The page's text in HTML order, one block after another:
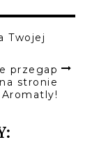
Twojej
przegap
stronie
Aromatly!